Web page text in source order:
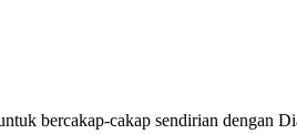
bercakap-cakap sendirian dengan